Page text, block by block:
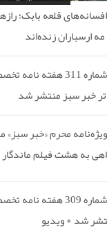
افسانه‌های قلعه بابک؛
ارسباران زنده‌اند
شماره 311 هفته
خبر سبز منتشر شد
ویژه‌نامه محرم «خبر
به هشت فیلم ماندگار
شماره 309 هفته
شد + ویدیو